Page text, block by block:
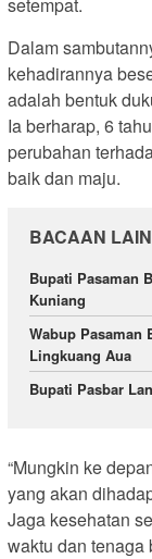
setempat.
Dalam
kehadirannya
adalah bentuk
Ia berharap, 6
perubahan
baik dan maju.
BACAAN
Bupati Pasaman
Kuniang
Wabup Pasaman
Lingkuang Aua
Bupati Pasbar
“Mungkin ke
yang akan
Jaga kesehatan
waktu dan tenaga